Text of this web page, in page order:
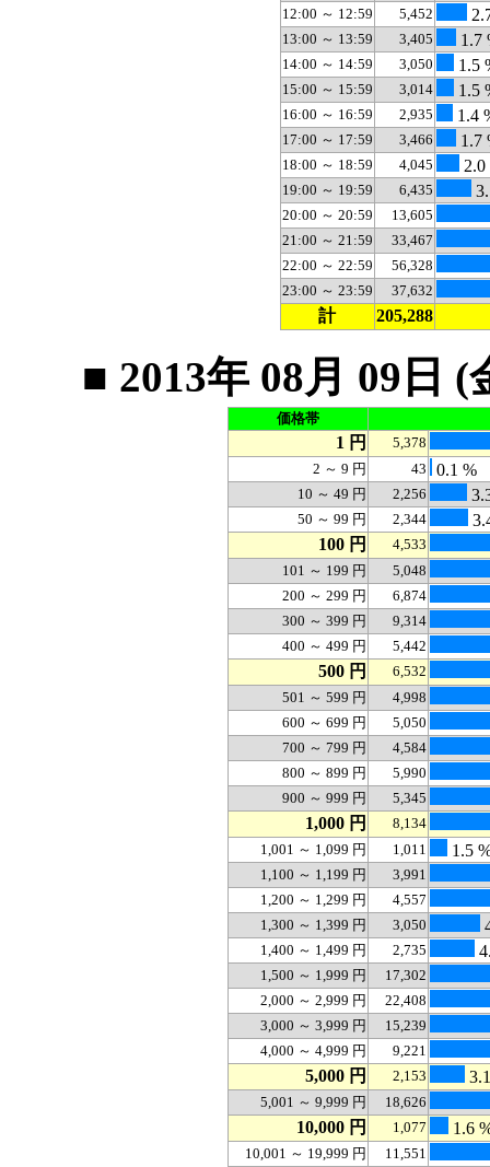
12:00 ～ 12:59 5,452
13:00 ～ 13:59 3,405 1.7
14:00 ～ 14:59 3,050 1.5
15:00 ～ 15:59 3,014 1.5
16:00 ～ 16:59 2,935 1.4
17:00 ～ 17:59 3,466 1.7
18:00 ～ 18:59 4,045 2.0
19:00 ～ 19:59 6,435
20:00 ～ 20:59
13,605
21:00 ～ 21:59
33,467
22:00 ～ 22:59
56,328
23:00 ～ 23:59
37,632
計 205,288
■ 2013年 08月 09日
価格帯
1 円
5,378
2 ～ 9 円
43 0.1 %
10 ～ 49 円 2,256
50 ～ 99 円 2,344
100 円
4,533
101 ～ 199 円
5,048
200 ～ 299 円
6,874
300 ～ 399 円
9,314
400 ～ 499 円
5,442
500 円
6,532
501 ～ 599 円
4,998
600 ～ 699 円
5,050
700 ～ 799 円
4,584
800 ～ 899 円
5,990
900 ～ 999 円
5,345
1,000 円
8,134
1,001 ～ 1,099 円
1,011 1.5
1,100 ～ 1,199 円
3,991
1,200 ～ 1,299 円
4,557
1,300 ～ 1,399 円
3,050
1,400 ～ 1,499 円 2,735
1,500 ～ 1,999 円
17,302
2,000 ～ 2,999 円
22,408
3,000 ～ 3,999 円
15,239
4,000 ～ 4,999 円
9,221
5,000 円 2,153
5,001 ～ 9,999 円 18,626
10,000 円 1,077 1.6
10,001 ～ 19,999 円
11,551